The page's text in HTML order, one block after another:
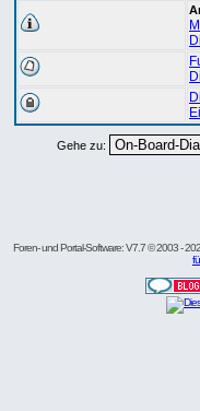
Gehe zu:
Foren- und Portal-Software: V7.7 © 2003 -